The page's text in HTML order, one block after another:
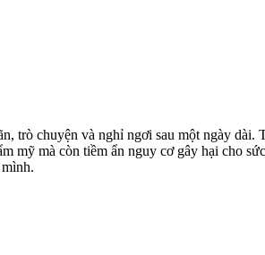
trò chuyện và nghỉ ngơi sau một ngày dài.
mỹ mà còn tiềm ẩn nguy cơ gây hại cho